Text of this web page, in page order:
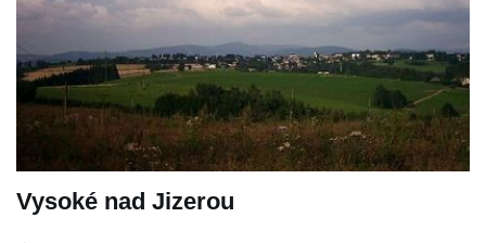
Vysoké nad Jizerou